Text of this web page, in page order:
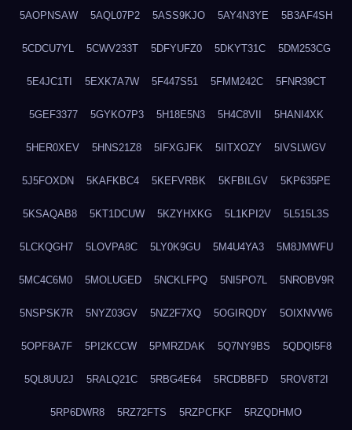
5AOPNSAW 5AQL07P2 5ASS9KJO 5AY4N3YE 5B3AF4SH
5CDCU7YL 5CWV233T 5DFYUFZ0 5DKYT31C 5DM253CG
5E4JC1TI 5EXK7A7W 5F447S51 5FMM242C 5FNR39CT
5GEF3377 5GYKO7P3 5H18E5N3 5H4C8VII 5HANI4XK
5HER0XEV 5HNS21Z8 5IFXGJFK 5IITXOZY 5IVSLWGV
5J5FOXDN 5KAFKBC4 5KEFVRBK 5KFBILGV 5KP635PE
5KSAQAB8 5KT1DCUW 5KZYHXKG 5L1KPI2V 5L515L3S
5LCKQGH7 5LOVPA8C 5LY0K9GU 5M4U4YA3 5M8JMWFU
5MC4C6M0 5MOLUGED 5NCKLFPQ 5NI5PO7L 5NROBV9R
5NSPSK7R 5NYZ03GV 5NZ2F7XQ 5OGIRQDY 5OIXNVW6
5OPF8A7F 5PI2KCCW 5PMRZDAK 5Q7NY9BS 5QDQI5F8
5QL8UU2J 5RALQ21C 5RBG4E64 5RCDBBFD 5ROV8T2I
5RP6DWR8 5RZ72FTS 5RZPCFKF 5RZQDHMO